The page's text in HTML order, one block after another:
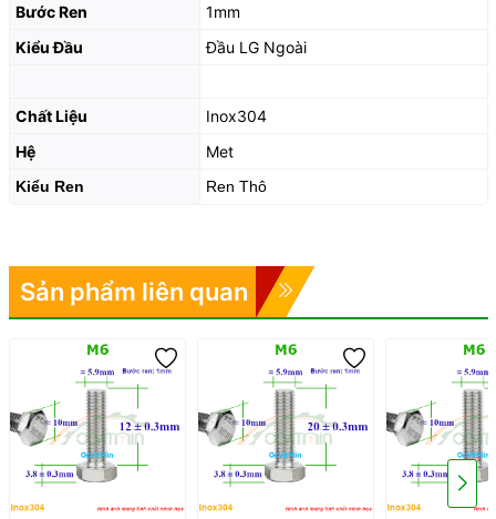
Bước Ren
1mm
Kiểu Đầu
Đầu LG Ngoài
Chất Liệu
Inox304
Hệ
Met
Kiểu Ren Ren Thô
Sản phẩm liên quan